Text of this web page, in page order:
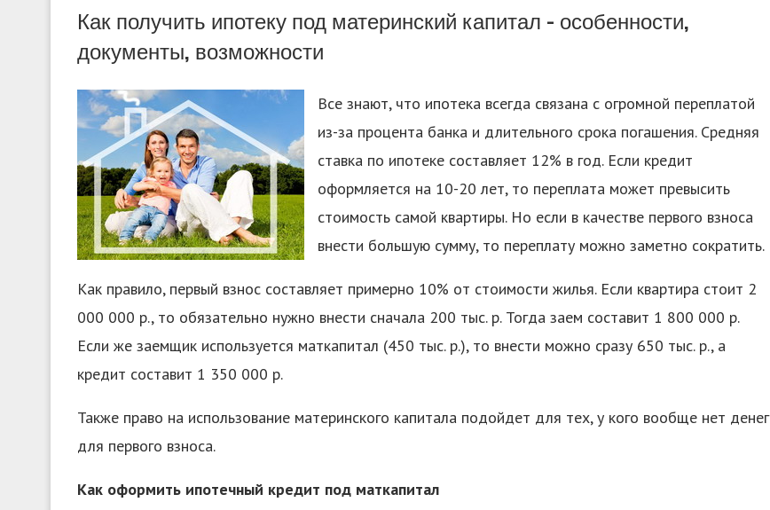
Как получить ипотеку под материнский капитал – особенности,
документы, возможности
Все знают, что ипотека всегда связана с огромной переплатой
из-за процента банка и длительного срока погашения. Средняя
ставка по ипотеке составляет 12% в год. Если кредит
оформляется на 10-20 лет, то переплата может превысить
стоимость самой квартиры. Но если в качестве первого взноса
внести большую сумму, то переплату можно заметно сократить.
Как правило, первый взнос составляет примерно 10% от стоимости жилья. Если квартира стоит 2
000 000 р., то обязательно нужно внести сначала 200 тыс. р. Тогда заем составит 1 800 000 р.
Если же заемщик используется маткапитал (450 тыс. р.), то внести можно сразу 650 тыс. р., а
кредит составит 1 350 000 р.
Также право на использование материнского капитала подойдет для тех, у кого вообще нет денег
для первого взноса.
Как оформить ипотечный кредит под маткапитал